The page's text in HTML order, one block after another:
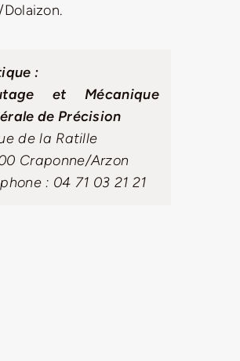
:
et Mécanique
de Précision
de la Ratille
Craponne/Arzon
: 04 71 03 21 21